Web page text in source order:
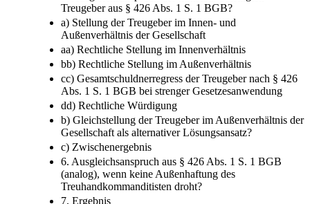
Treugeber aus § 426 Abs. 1 S. 1 BGB?
a) Stellung der Treugeber im Innen-​ und
Außenverhältnis der Gesellschaft
aa) Rechtliche Stellung im Innenverhältnis
bb) Rechtliche Stellung im Außenverhältnis
cc) Gesamtschuldnerregress der Treugeber nach § 426
Abs. 1 S. 1 BGB bei strenger Gesetzesanwendung
dd) Rechtliche Würdigung
b) Gleichstellung der Treugeber im Außenverhältnis der
Gesellschaft als alternativer Lösungsansatz?
c) Zwischenergebnis
6. Ausgleichsanspruch aus § 426 Abs. 1 S. 1 BGB
(analog), wenn keine Außenhaftung des
Treuhandkommanditisten droht?
7. Ergebnis